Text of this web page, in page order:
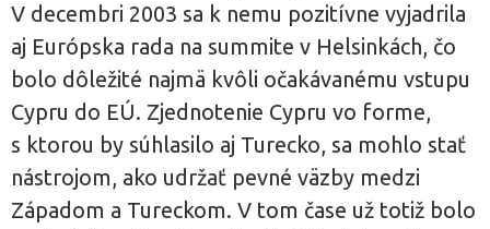
V decembri 2003 sa k nemu pozitívne vyjadrila
aj Európska rada na summite v Helsinkách, čo
bolo dôležité najmä kvôli očakávanému vstupu
Cypru do EÚ. Zjednotenie Cypru vo forme,
s ktorou by súhlasilo aj Turecko, sa mohlo stať
nástrojom, ako udržať pevné väzby medzi
Západom a Tureckom. V tom čase už totiž bolo